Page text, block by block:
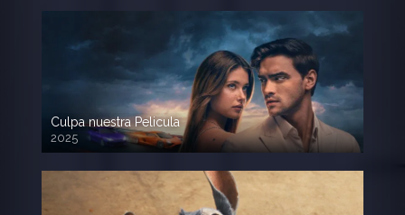
Culpa nuestra Pelicula
2025
720p HD